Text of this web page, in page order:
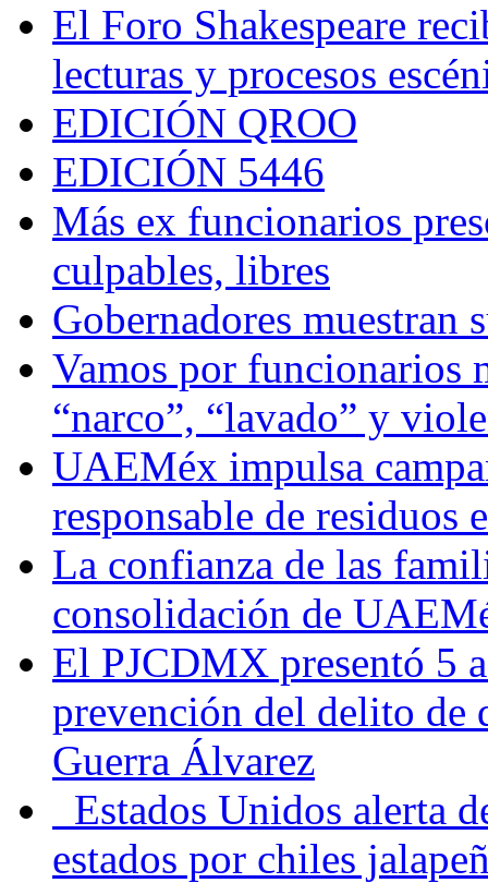
El Foro Shakespeare
lecturas y procesos
EDICIÓN QROO
EDICIÓN 5446
Más ex funcionarios
culpables, libres
Gobernadores muestran
Vamos por funcionarios
“narco”, “lavado” y
UAEMéx impulsa
responsable de residuos
La confianza de las
consolidación de
El PJCDMX presentó 5
prevención del delito de
Guerra Álvarez
Estados Unidos alerta
estados por chiles